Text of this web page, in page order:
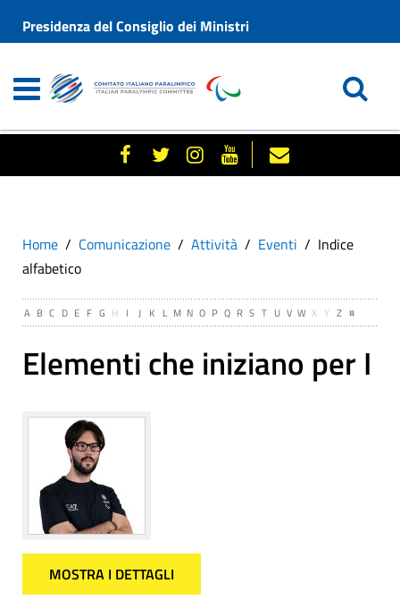
Presidenza del Consiglio dei Ministri
Home Comunicazione Attività Eventi
Indice
alfabetico
A B C D E F G H I J K L M N O P Q R S T U V W X Y Z #
Elementi che iniziano per I
MOSTRA I DETTAGLI